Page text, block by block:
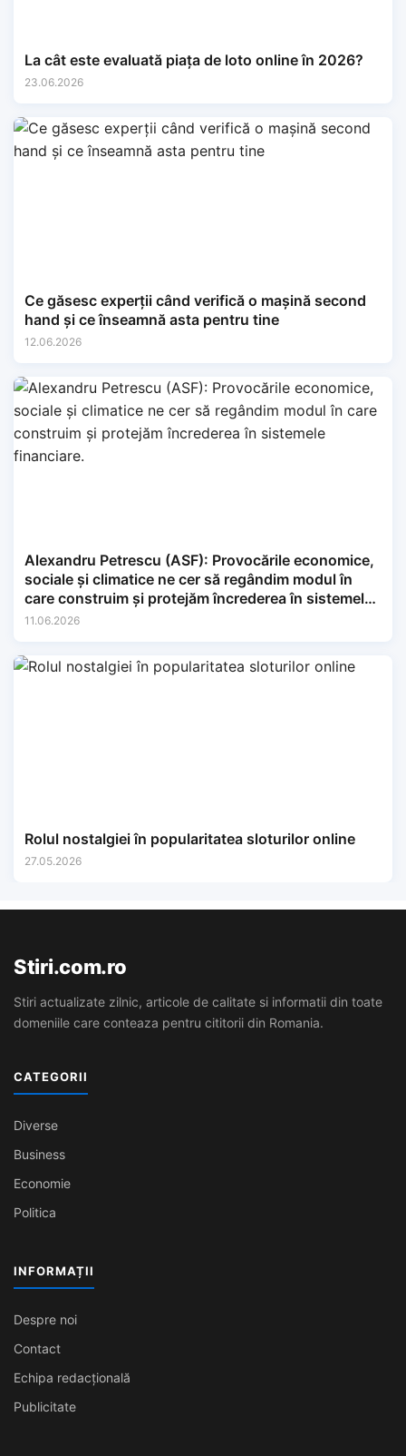
La cât este evaluată piața de loto online în 2026?
23.06.2026
Ce găsesc experții când verifică o mașină second
hand și ce înseamnă asta pentru tine
12.06.2026
Alexandru Petrescu (ASF): Provocările economice,
sociale și climatice ne cer să regândim modul în
care construim și protejăm încrederea în sistemele
financiare.
11.06.2026
Rolul nostalgiei în popularitatea sloturilor online
27.05.2026
Stiri.com.ro
Stiri actualizate zilnic, articole de calitate si informatii din toate
domeniile care conteaza pentru cititorii din Romania.
CATEGORII
Diverse
Business
Economie
Politica
INFORMAȚII
Despre noi
Contact
Echipa redacțională
Publicitate